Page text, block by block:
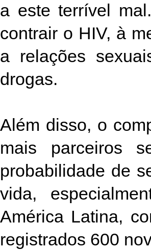
a este terrível
contrair o HIV, à
a relações
drogas.
Além disso, o
mais parceiros
probabilidade de
vida,
América Latina,
registrados 600